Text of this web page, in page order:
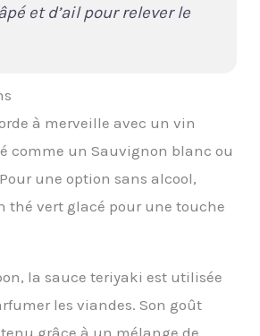
et d’ail pour relever le
à merveille avec un vin
comme un Sauvignon blanc ou
une option sans alcool,
thé vert glacé pour une touche
la sauce teriyaki est utilisée
les viandes. Son goût